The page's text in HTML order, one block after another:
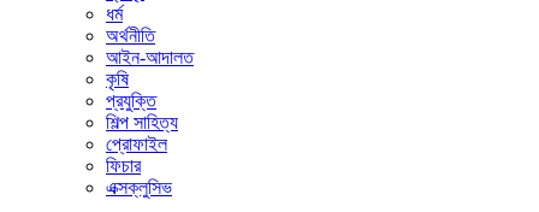
ধর্ম
অর্থনীতি
আইন-আদালত
কৃষি
প্রযুক্তি
শিল্প সাহিত্য
প্রোফাইল
ফিচার
এক্সক্লুসিভ